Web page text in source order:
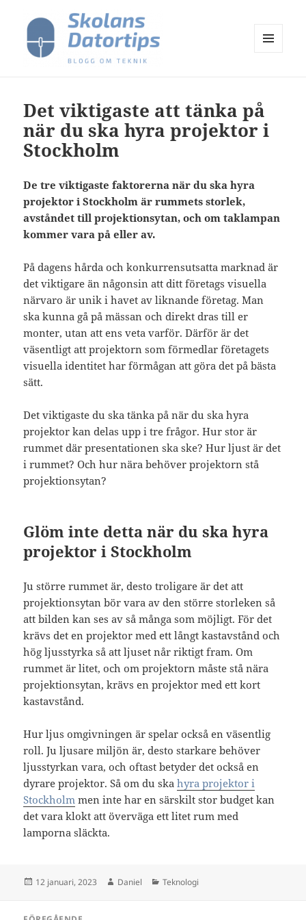
Det viktigaste att tänka på
när du ska hyra projektor i
Stockholm
De tre viktigaste faktorerna när du ska hyra
projektor i Stockholm är rummets storlek,
avståndet till projektionsytan, och om taklampan
kommer vara på eller av.
På dagens hårda och konkurrensutsatta marknad är
det viktigare än någonsin att ditt företags visuella
närvaro är unik i havet av liknande företag. Man
ska kunna gå på mässan och direkt dras till er
monter, utan att ens veta varför. Därför är det
väsentligt att projektorn som förmedlar företagets
visuella identitet har förmågan att göra det på bästa
sätt.
Det viktigaste du ska tänka på när du ska hyra
projektor kan delas upp i tre frågor. Hur stor är
rummet där presentationen ska ske? Hur ljust är det
i rummet? Och hur nära behöver projektorn stå
projektionsytan?
Glöm inte detta när du ska hyra
projektor i Stockholm
Ju större rummet är, desto troligare är det att
projektionsytan bör vara av den större storleken så
att bilden kan ses av så många som möjligt. För det
krävs det en projektor med ett långt kastavstånd och
hög ljusstyrka så att ljuset når riktigt fram. Om
rummet är litet, och om projektorn måste stå nära
projektionsytan, krävs en projektor med ett kort
kastavstånd.
Hur ljus omgivningen är spelar också en väsentlig
roll. Ju ljusare miljön är, desto starkare behöver
ljusstyrkan vara, och oftast betyder det också en
dyrare projektor. Så om du skahyra projektor i
Stockholm men inte har en särskilt stor budget kan
det vara klokt att överväga ett litet rum med
lamporna släckta.
Postat
12 januari, 2023 Författare
Daniel Kategorier
Teknologi